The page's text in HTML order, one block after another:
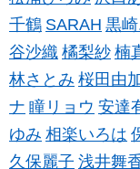
千鶴 SARAH 黒
谷沙織 橘梨紗 楠
林さとみ 桜田由
ナ 瞳リョウ 安達
ゆみ 相楽いろは
久保麗子 浅井舞